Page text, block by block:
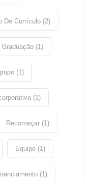
De Currículo (2)
Graduação (1)
(1)
(1)
Recomeçar (1)
Equipe (1)
(1)